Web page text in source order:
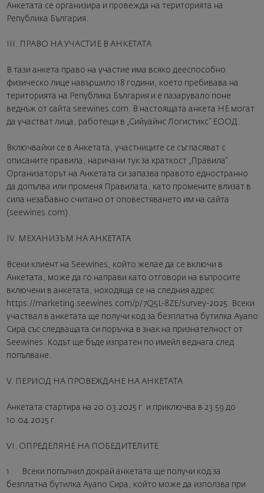
Анкетата се организира и провежда на територията на
Република България.
III. ПРАВО НА УЧАСТИЕ В АНКЕТАТА
В тази анкета право на участие има всяко дееспособно
физическо лице навършило 18 години, което пребивава на
територията на Република България и е пазарувало поне
веднъж от сайта seewines.com. В настоящата анкета НЕ могат
да участват лица, работещи в „Сийуайнс Логистикс” ЕООД.
Включвайки се в Анкетата, участниците се съгласяват с
описаните правила, наричани тук за краткост „Правила“.
Организаторът на Анкетата си запазва правото едностранно
да допълва или променя Правилата, като промените влизат в
сила незабавно считано от оповестяването им на сайта
(seewines.com).
IV. МЕХАНИЗЪМ НА АНКЕТАТА
Всеки клиент на Seewines, който желае да се включи в
Анкетата, може да го направи като отговори на въпросите
включени в анкетата, ноходяща се на следния адрес:
https://marketing.seewines.com/p/7Q5L-8ZE/survey-2025. Всеки
участвал в анкетата ще получи код за безплатна бутилка Ayano
Сира със следващата си поръчка в знак на признателност от
Seewines. Кодът ще бъде изпратен по имейл веднага след
попълване.
V. ПЕРИОД НА ПРОВЕЖДАНЕ НА АНКЕТАТА
Анкетата стартира на 20.03.2025 г. и приключва в 23:59 до
10.04.2025 г.
VI. ОПРЕДЕЛЯНЕ НА ПОБЕДИТЕЛИТЕ
1. Всеки попълнил докрай анкетата ще получи код за
безплатна бутилка Ayano Сира, който може да използва при